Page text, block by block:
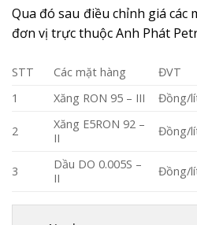
Qua đó sau điều chỉnh giá các
đơn vị trực thuộc Anh Phát
STT Các mặt hàng ĐVT
1
Xăng RON 95 – III Đồng/
2
Xăng E5RON 92 –
II
Đồng/
3
Dầu DO 0.005S –
II
Đồng/